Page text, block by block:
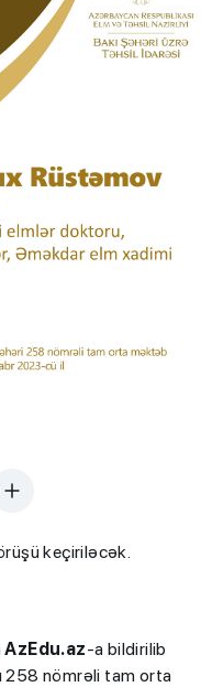
keçiriləcək.
AzEdu.az-a bildirilib
258 nömrəli tam orta